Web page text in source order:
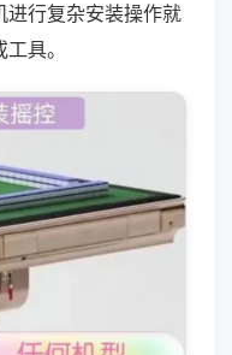
进行复杂安装操作就
具。